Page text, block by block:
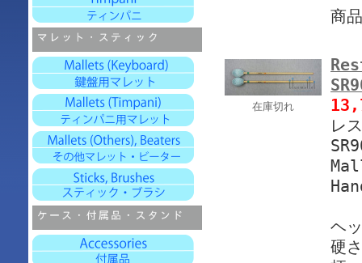
商
在庫切れ
レ
ヘ
硬